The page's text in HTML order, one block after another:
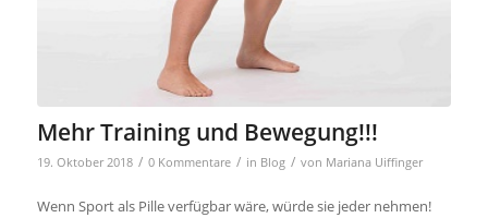
Mehr Training und Bewegung!!!
19. Oktober 2018 / 0 Kommentare / in Blog / von Mariana Uiffinger
Wenn Sport als Pille verfügbar wäre, würde sie jeder nehmen!